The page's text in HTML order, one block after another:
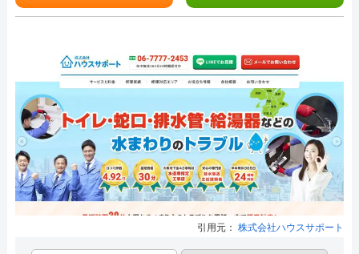
引用元： 株式会社ハウスサポート